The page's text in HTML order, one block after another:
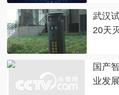
武汉
20天
国产
业发展